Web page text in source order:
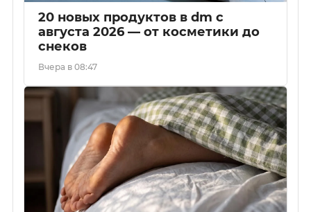
20 новых продуктов в dm с
августа 2026 — от косметики до
снеков
Вчера в 08:47